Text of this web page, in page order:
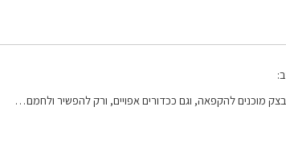
בצק מוכנים להקפאה, וגם ככדורים אפויים, ורק להפשיר ולחמם…